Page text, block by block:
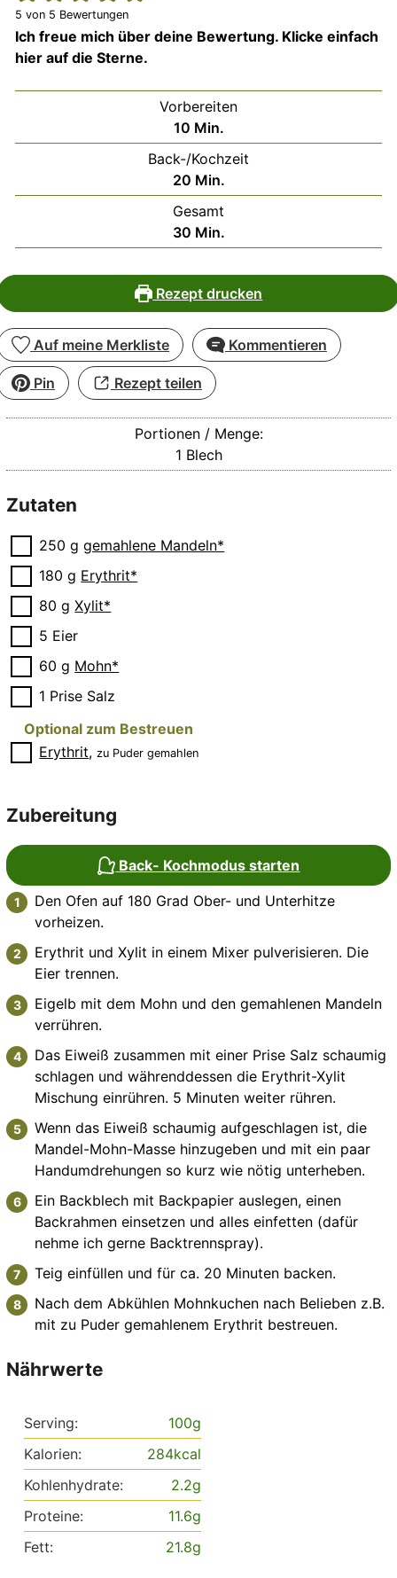
5 von 5 Bewertungen
Ich freue mich über deine Bewertung. Klicke einfach
hier auf die Sterne.
Vorbereiten
10Minuten
Min.
Back-/Kochzeit
20Minuten
Min.
Gesamt
30Minuten
Min.
Rezept drucken
Auf meine Merkliste Kommentieren
Pin Rezept teilen
Portionen / Menge:
1 Blech
Zutaten
▢
250 g gemahlene Mandeln*
▢
180 g Erythrit*
▢
80 g Xylit*
▢
5 Eier
▢
60 g Mohn*
▢
1 Prise Salz
Optional zum Bestreuen
▢
Erythrit,zu Puder gemahlen
Zubereitung
Back- Kochmodus starten
Den Ofen auf 180 Grad Ober- und Unterhitze
vorheizen.
Erythrit und Xylit in einem Mixer pulverisieren. Die
Eier trennen.
Eigelb mit dem Mohn und den gemahlenen Mandeln
verrühren.
Das Eiweiß zusammen mit einer Prise Salz schaumig
schlagen und währenddessen die Erythrit-Xylit
Mischung einrühren. 5 Minuten weiter rühren.
Wenn das Eiweiß schaumig aufgeschlagen ist, die
Mandel-Mohn-Masse hinzugeben und mit ein paar
Handumdrehungen so kurz wie nötig unterheben.
Ein Backblech mit Backpapier auslegen, einen
Backrahmen einsetzen und alles einfetten (dafür
nehme ich gerne Backtrennspray).
Teig einfüllen und für ca. 20 Minuten backen.
Nach dem Abkühlen Mohnkuchen nach Belieben z.B.
mit zu Puder gemahlenem Erythrit bestreuen.
Nährwerte
Serving: 100g
Kalorien:
284kcal
Kohlenhydrate:
2.2g
Proteine:
11.6g
Fett:
21.8g